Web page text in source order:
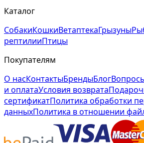
Каталог
СобакиКошкиВетаптекаГрызуны
рептилииПтицы
Покупателям
О насКонтактыБрендыБлог
и оплатаУсловия возврата
сертификатПолитика обработки
данныхПолитика в отношении